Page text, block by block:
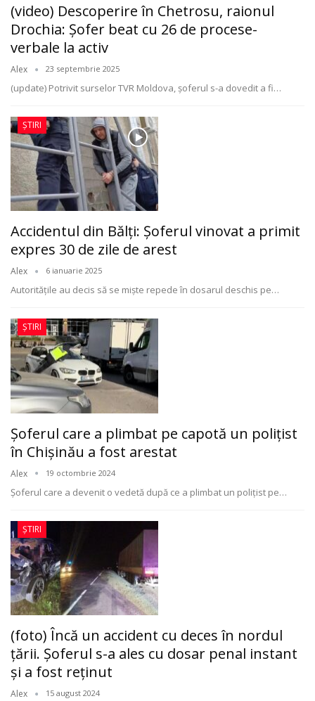
(video) Descoperire în Chetrosu, raionul
Drochia: Șofer beat cu 26 de procese-
verbale la activ
Alex 23 septembrie 2025
(update) Potrivit surselor TVR Moldova, şoferul s-a dovedit a fi…
ȘTIRI
Accidentul din Bălți: Șoferul vinovat a primit
expres 30 de zile de arest
Alex 6 ianuarie 2025
Autoritățile au decis să se miște repede în dosarul deschis pe…
ȘTIRI
Șoferul care a plimbat pe capotă un polițist
în Chișinău a fost arestat
Alex 19 octombrie 2024
Șoferul care a devenit o vedetă după ce a plimbat un polițist pe…
ȘTIRI
(foto) Încă un accident cu deces în nordul
țării. Șoferul s-a ales cu dosar penal instant
și a fost reținut
Alex 15 august 2024